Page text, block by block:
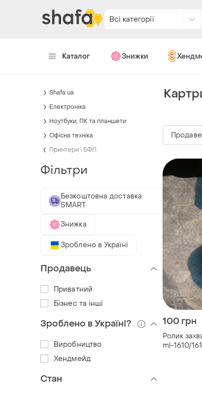
Всі категорії
Каталог Знижки
100 грн
Ролик
ml-1610/
Shafa.ua
Електроніка
Ноутбуки, ПК та планшети
Офісна техніка
Принтери і БФП
Фільтри
Безкоштовна доставка
SMART
Знижка
Зроблено в Україні
Продавець
Приватний
Бізнес та інші
Зроблено в Україні?
Виробництво
Хендмейд
Стан